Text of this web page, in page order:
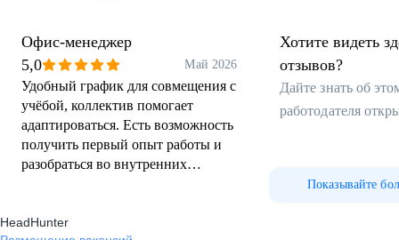
Офис-менеджер
5,0
Май 2026
Удобный график для совмещения с
учёбой, коллектив помогает
адаптироваться. Есть возможность
получить первый опыт работы и
разобраться во внутренних
белая зарплата
Хотите видеть
отзывов?
Дайте знать об
работодателя
Показывайте
HeadHunter